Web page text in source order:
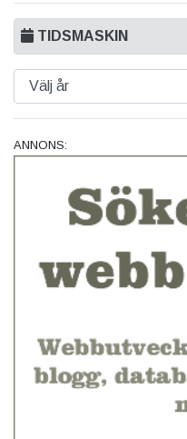
TIDSMASKIN
ANNONS: